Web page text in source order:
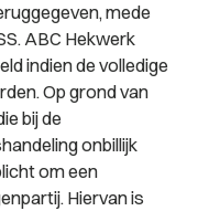
mede
ABC Hekwerk
indien de volledige
Op grond van
bij de
onbillijk
om een
Hiervan is